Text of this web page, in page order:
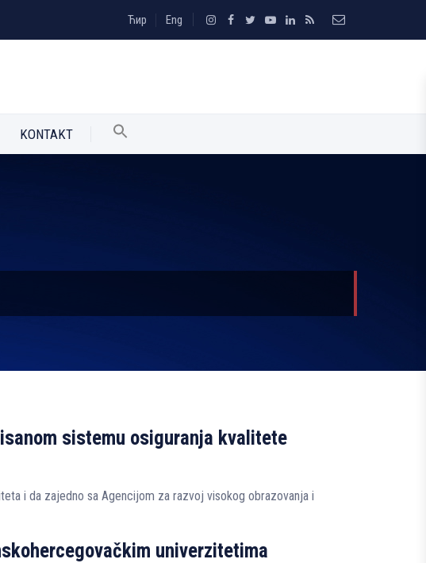
Ћир Eng
KONTAKT
sistemu osiguranja kvalitete
i da zajedno sa Agencijom za razvoj visokog obrazovanja i
univerzitetima